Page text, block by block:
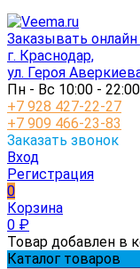
Заказывать
г. Краснодар,
ул. Героя
Пн - Вс 10:00 - 22:00
+7 928 427-22-27
+7 909 466-23-83
Заказать звонок
Вход
Регистрация
0
Корзина
0 ₽
Товар добавлен в
Каталог товаров